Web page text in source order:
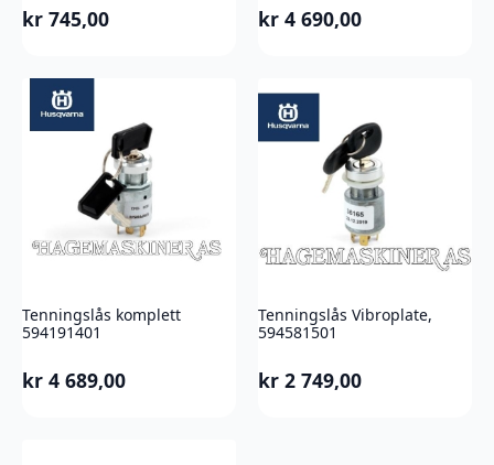
kr 745,00 kr 4 690,00
Tenningslås komplett
594191401
kr 4 689,00
Tenningslås Vibroplate,
594581501
kr 2 749,00